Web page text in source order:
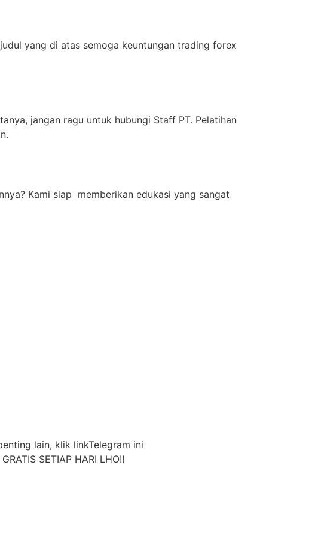
yang di atas semoga keuntungan trading forex
jangan ragu untuk hubungi Staff PT. Pelatihan
Kami siap memberikan edukasi yang sangat
lain, klik linkTelegram ini
SETIAP HARI LHO!!